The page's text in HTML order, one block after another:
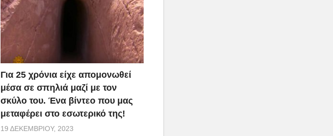
Για 25 χρόνια είχε απομονωθεί
μέσα σε σπηλιά μαζί με τον
σκύλο του. Ένα βίντεο που μας
μεταφέρει στο εσωτερικό της!
19 ΔΕΚΕΜΒΡΊΟΥ, 2023